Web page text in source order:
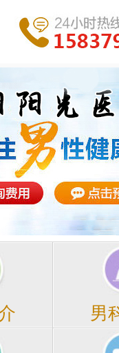
男